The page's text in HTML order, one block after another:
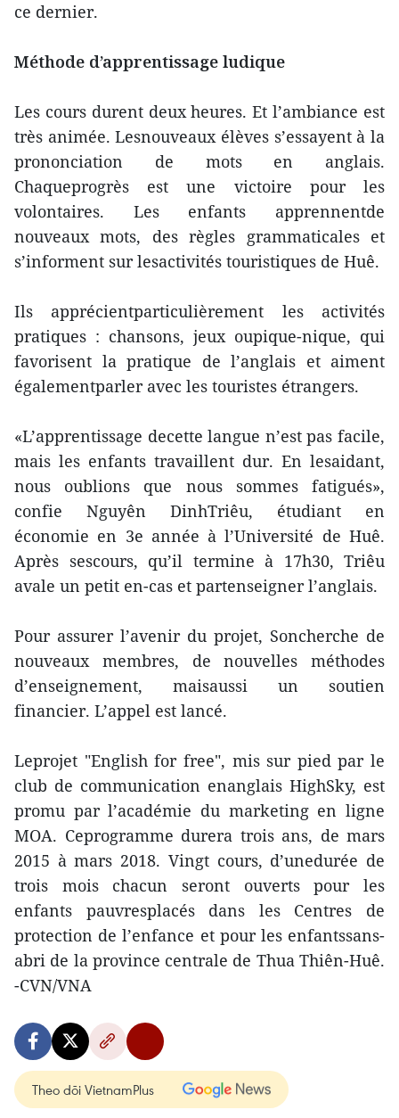
ce dernier.
Méthode d’apprentissage ludique
Les cours durent deux heures. Et l’ambiance est
très animée. Lesnouveaux élèves s’essayent à la
prononciation de mots en anglais.
Chaqueprogrès est une victoire pour les
volontaires. Les enfants apprennentde
nouveaux mots, des règles grammaticales et
s’informent sur lesactivités touristiques de Huê.
Ils apprécientparticulièrement les activités
pratiques : chansons, jeux oupique-nique, qui
favorisent la pratique de l’anglais et aiment
égalementparler avec les touristes étrangers.
«L’apprentissage decette langue n’est pas facile,
mais les enfants travaillent dur. En lesaidant,
nous oublions que nous sommes fatigués»,
confie Nguyên DinhTriêu, étudiant en
économie en 3e année à l’Université de Huê.
Après sescours, qu’il termine à 17h30, Triêu
avale un petit en-cas et partenseigner l’anglais.
Pour assurer l’avenir du projet, Soncherche de
nouveaux membres, de nouvelles méthodes
d’enseignement, maisaussi un soutien
financier. L’appel est lancé.
Leprojet "English for free", mis sur pied par le
club de communication enanglais HighSky, est
promu par l’académie du marketing en ligne
MOA. Ceprogramme durera trois ans, de mars
2015 à mars 2018. Vingt cours, d’unedurée de
trois mois chacun seront ouverts pour les
enfants pauvresplacés dans les Centres de
protection de l’enfance et pour les enfantssans-
abri de la province centrale de Thua Thiên-Huê.
-CVN/VNA
Theo dõi VietnamPlus